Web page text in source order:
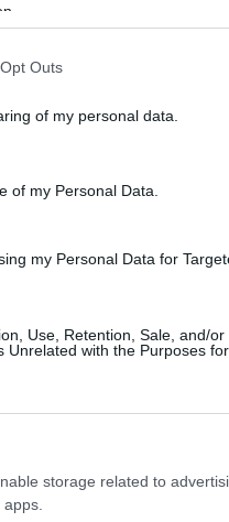
Outs
of my personal data.
of my Personal Data.
my Personal Data for
Use, Retention, Sale, and/or
Unrelated with the Purposes
storage related to